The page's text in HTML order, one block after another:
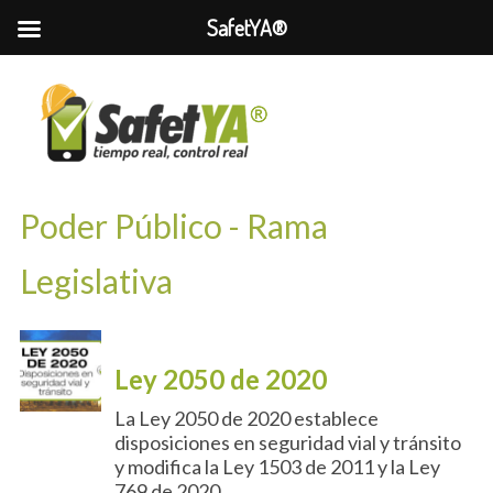
Poder Público - Rama
Legislativa
Ley 2050 de 2020
La Ley 2050 de 2020 establece
disposiciones en seguridad vial y tránsito
y modifica la Ley 1503 de 2011 y la Ley
SafetYA®